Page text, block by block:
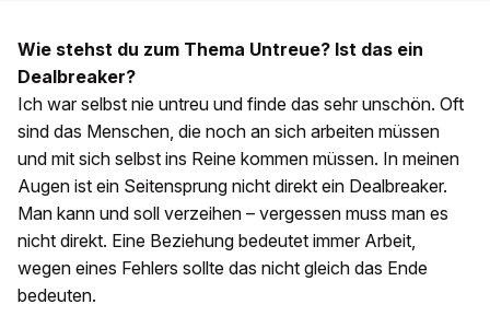
Wie stehst du zum Thema Untreue? Ist das ein
Dealbreaker?
Ich war selbst nie untreu und finde das sehr unschön. Oft
sind das Menschen, die noch an sich arbeiten müssen
und mit sich selbst ins Reine kommen müssen. In meinen
Augen ist ein Seitensprung nicht direkt ein Dealbreaker.
Man kann und soll verzeihen – vergessen muss man es
nicht direkt. Eine Beziehung bedeutet immer Arbeit,
wegen eines Fehlers sollte das nicht gleich das Ende
bedeuten.